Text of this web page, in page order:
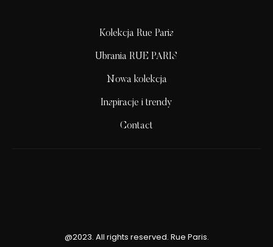
Kolekcja Rue Paris
Ubrania RUE PARIS
Nowa kolekcja
Inspiracje i trendy
Contact
@2023. All rights reserved. Rue Paris.